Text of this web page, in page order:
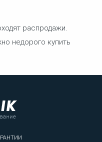
распродажи.
недорого купить